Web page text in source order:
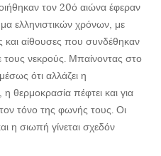
τον 20ό αιώνα έφεραν
ελληνιστικών χρόνων, με
αίθουσες που συνδέθηκαν
τους νεκρούς. Μπαίνοντας στο
ότι αλλάζει η
θερμοκρασία πέφτει και για
τόνο της φωνής τους. Οι
η σιωπή γίνεται σχεδόν